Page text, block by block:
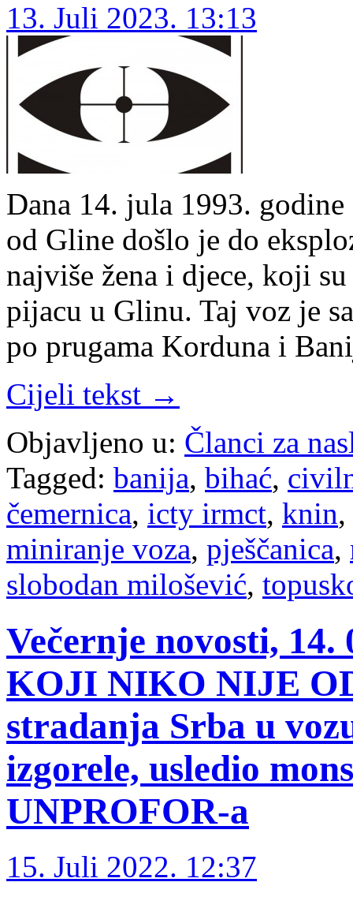
13. Juli 2023. 13:13
Dana 14. jula 1993.
od Gline došlo je do
najviše žena i djece, koji
pijacu u Glinu. Taj voz je
po prugama Korduna i
Cijeli tekst →
Objavljeno u: Članci za
Tagged: banija, bihać,
čemernica, icty irmct, knin,
miniranje voza, pješčanica,
slobodan milošević,
Večernje novosti,
KOJI NIKO NIJE
stradanja Srba u
izgorele, usledio
UNPROFOR-a
15. Juli 2022. 12:37